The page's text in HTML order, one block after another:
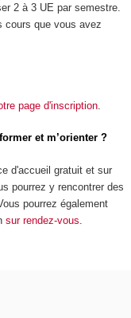
2 à 3 UE par semestre.
cours que vous avez
page d'inscription.
et m’orienter ?
d'accueil gratuit et sur
pourrez y rencontrer des
pourrez également
sur rendez-vous